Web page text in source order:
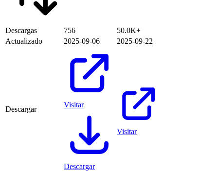
Descargas 756
50.0K+
Actualizado
2025-09-06 2025-09-22
Descargar
Visitar
Descargar
Visitar